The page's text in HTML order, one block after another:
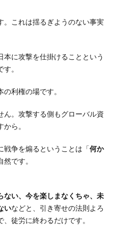
。これは揺るぎようのない事実
に攻撃を仕掛けることという
。
利権の場です。
ん。攻撃する側もグローバル資
ら。
戦争を煽るということは「何か
然です。
ない、今を楽しまなくちゃ、未
いなどと、引き寄せの法則よろ
徒労に終わるだけです。